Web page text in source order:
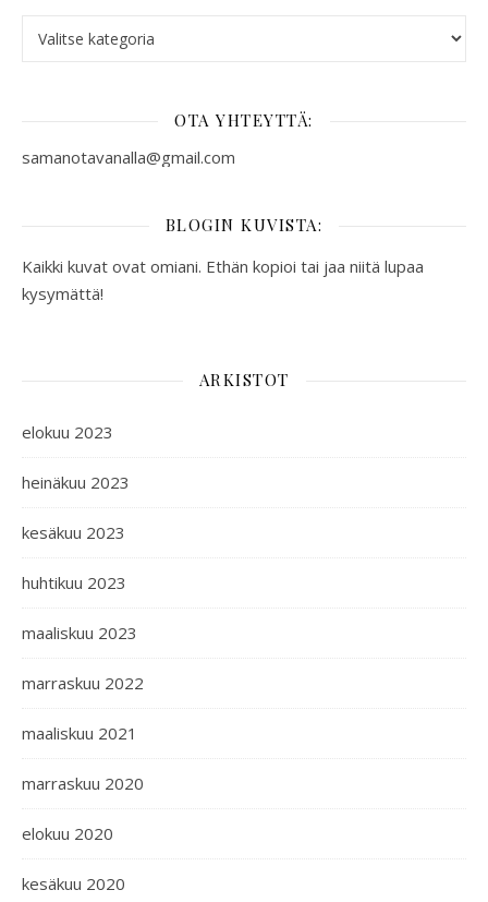
OTA YHTEYTTÄ:
samanotavanalla@gmail.com
BLOGIN KUVISTA:
Kaikki kuvat ovat omiani. Ethän kopioi tai jaa niitä lupaa
kysymättä!
ARKISTOT
elokuu 2023
heinäkuu 2023
kesäkuu 2023
huhtikuu 2023
maaliskuu 2023
marraskuu 2022
maaliskuu 2021
marraskuu 2020
elokuu 2020
kesäkuu 2020